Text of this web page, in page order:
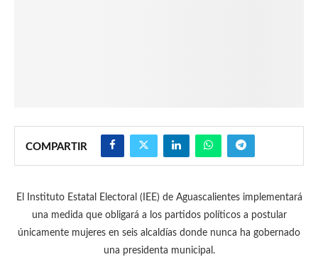
COMPARTIR
El Instituto Estatal Electoral (IEE) de Aguascalientes implementará
una medida que obligará a los partidos políticos a postular
únicamente mujeres en seis alcaldías donde nunca ha gobernado
una presidenta municipal.